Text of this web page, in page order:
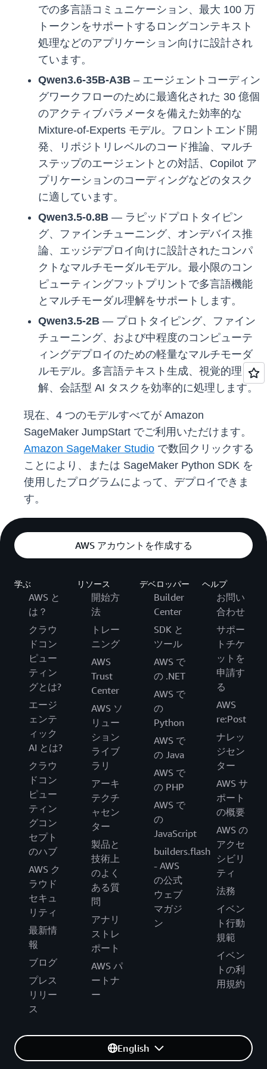
での多言語コミュニケーション、最大 100 万
トークンをサポートするロングコンテキスト
処理などのアプリケーション向けに設計され
ています。
Qwen3.6-35B-A3B – エージェントコーディン
グワークフローのために最適化された 30 億個
のアクティブパラメータを備えた効率的な
Mixture-of-Experts モデル。フロントエンド開
発、リポジトリレベルのコード推論、マルチ
ステップのエージェントとの対話、Copilot ア
プリケーションのコーディングなどのタスク
に適しています。
Qwen3.5-0.8B — ラピッドプロトタイピン
グ、ファインチューニング、オンデバイス推
論、エッジデプロイ向けに設計されたコンパ
クトなマルチモーダルモデル。最小限のコン
ピューティングフットプリントで多言語機能
とマルチモーダル理解をサポートします。
Qwen3.5-2B — プロトタイピング、ファイン
チューニング、および中程度のコンピューテ
ィングデプロイのための軽量なマルチモーダ
ルモデル。多言語テキスト生成、視覚的理
解、会話型 AI タスクを効率的に処理します。
現在、4 つのモデルすべてが Amazon
SageMaker JumpStart でご利用いただけます。
Amazon SageMaker Studio で数回クリックする
ことにより、または SageMaker Python SDK を
使用したプログラムによって、デプロイできま
す。
AWS アカウントを作成する
学ぶ
AWS と
は？
クラウ
ドコン
ピュー
ティン
グとは?
エージ
ェンテ
ィック
AI とは?
クラウ
ドコン
ピュー
ティン
グコン
セプト
のハブ
AWS ク
ラウド
セキュ
リティ
最新情
報
ブログ
プレス
リリー
ス
リソース
開始方
法
トレー
ニング
AWS
Trust
Center
AWS ソ
リュー
ション
ライブ
ラリ
アーキ
テクチ
ャセン
ター
製品と
技術上
のよく
ある質
問
アナリ
ストレ
ポート
AWS パ
ートナ
ー
デベロッパー
Builder
Center
SDK と
ツール
AWS で
の .NET
AWS で
の
Python
AWS で
の Java
AWS で
の PHP
AWS で
の
JavaScript
builders.flash
- AWS
の公式
ウェブ
マガジ
ン
ヘルプ
お問い
合わせ
サポー
トチケ
ットを
申請す
る
AWS
re:Post
ナレッ
ジセン
ター
AWS サ
ポート
の概要
AWS の
アクセ
シビリ
ティ
法務
イベン
ト行動
規範
イベン
トの利
用規約
English